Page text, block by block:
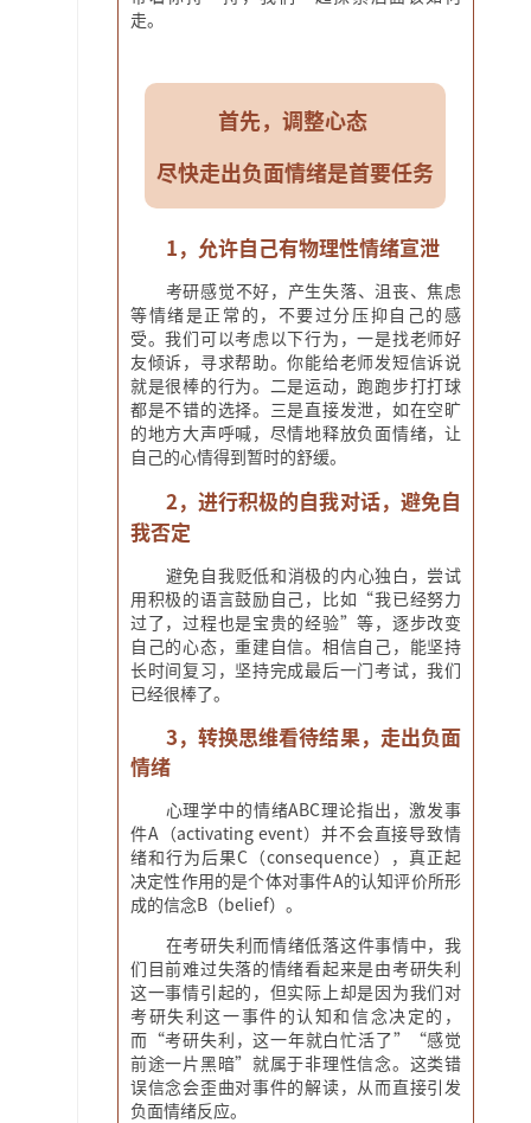
走。
首先，调整心态
尽快走出负面情绪是首要任务
1，允许自己有物理性情绪宣泄
考研感觉不好，产生失落、沮丧、焦虑
等情绪是正常的，不要过分压抑自己的感
受。我们可以考虑以下行为，一是找老师好
友倾诉，寻求帮助。你能给老师发短信诉说
就是很棒的行为。二是运动，跑跑步打打球
都是不错的选择。三是直接发泄，如在空旷
的地方大声呼喊，尽情地释放负面情绪，让
自己的心情得到暂时的舒缓。
2，进行积极的自我对话，避免自
我否定
避免自我贬低和消极的内心独白，尝试
用积极的语言鼓励自己，比如“我已经努力
过了，过程也是宝贵的经验”等，逐步改变
自己的心态，重建自信。相信自己，能坚持
长时间复习，坚持完成最后一门考试，我们
已经很棒了。
3，转换思维看待结果，走出负面
情绪
心理学中的情绪ABC理论指出，激发事
件A（activating event）并不会直接导致情
绪和行为后果C（consequence），真正起
决定性作用的是个体对事件A的认知评价所形
成的信念B（belief）。
在考研失利而情绪低落这件事情中，我
们目前难过失落的情绪看起来是由考研失利
这一事情引起的，但实际上却是因为我们对
考研失利这一事件的认知和信念决定的，
而“考研失利，这一年就白忙活了”“感觉
前途一片黑暗”就属于非理性信念。这类错
误信念会歪曲对事件的解读，从而直接引发
负面情绪反应。